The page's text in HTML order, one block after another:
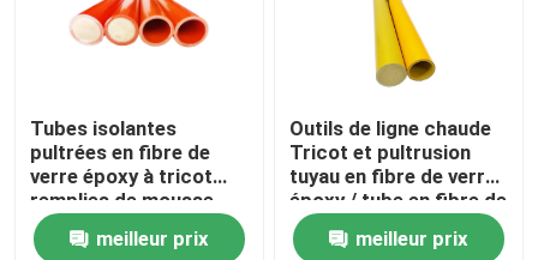
Tubes isolantes
pultrées en fibre de
verre époxy à tricot
remplies de mousse
pour outils à chaud
meilleur prix
Outils de ligne chaude
Tricot et pultrusion
tuyau en fibre de verre
époxy / tube en fibre de
verre époxy
meilleur prix